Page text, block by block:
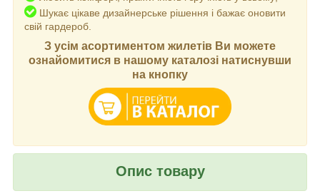
Шукає цікаве дизайнерське рішення і бажає оновити
свій гардероб.
З усім асортиментом жилетів Ви можете
ознайомитися в нашому каталозі натиснувши
на кнопку
Опис товару